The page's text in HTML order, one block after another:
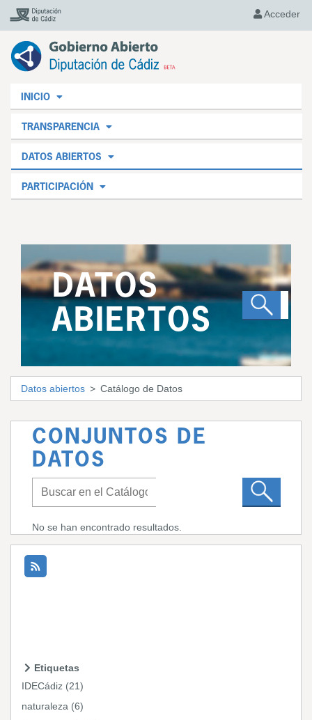
Acceder
INICIO
TRANSPARENCIA
DATOS ABIERTOS
PARTICIPACIÓN
DATOS
ABIERTOS
Datos abiertos Catálogo de Datos
CONJUNTOS DE
DATOS
No se han encontrado resultados.
Etiquetas
IDECádiz (21)
naturaleza (6)